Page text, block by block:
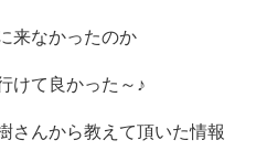
来なかったのか
けて良かった～♪
さんから教えて頂いた情報